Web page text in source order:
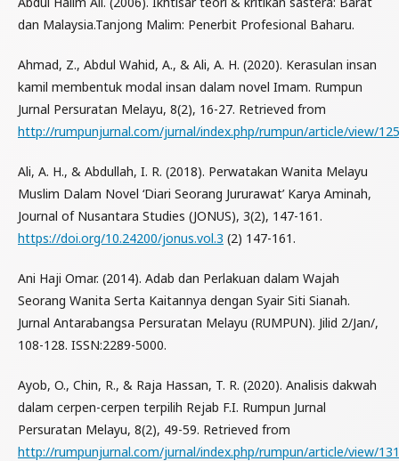
dan Malaysia.Tanjong Malim: Penerbit Profesional Baharu.
Ahmad, Z., Abdul Wahid, A., & Ali, A. H. (2020). Kerasulan insan
kamil membentuk modal insan dalam novel Imam. Rumpun
Jurnal Persuratan Melayu, 8(2), 16-27. Retrieved from
http://rumpunjurnal.com/jurnal/index.php/rumpun/article/view/125
Ali, A. H., & Abdullah, I. R. (2018). Perwatakan Wanita Melayu
Muslim Dalam Novel ‘Diari Seorang Jururawat’ Karya Aminah,
Journal of Nusantara Studies (JONUS), 3(2), 147-161.
https://doi.org/10.24200/jonus.vol.3 (2) 147-161.
Ani Haji Omar. (2014). Adab dan Perlakuan dalam Wajah
Seorang Wanita Serta Kaitannya dengan Syair Siti Sianah.
Jurnal Antarabangsa Persuratan Melayu (RUMPUN). Jilid 2/Jan/,
108-128. ISSN:2289-5000.
Ayob, O., Chin, R., & Raja Hassan, T. R. (2020). Analisis dakwah
dalam cerpen-cerpen terpilih Rejab F.I. Rumpun Jurnal
Persuratan Melayu, 8(2), 49-59. Retrieved from
http://rumpunjurnal.com/jurnal/index.php/rumpun/article/view/131